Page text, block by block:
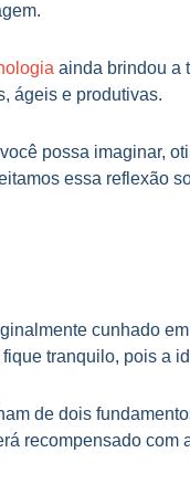
ainda brindou a
ágeis e produtivas.
possa imaginar,
essa reflexão
cunhado
tranquilo, pois a
de dois
recompensado com